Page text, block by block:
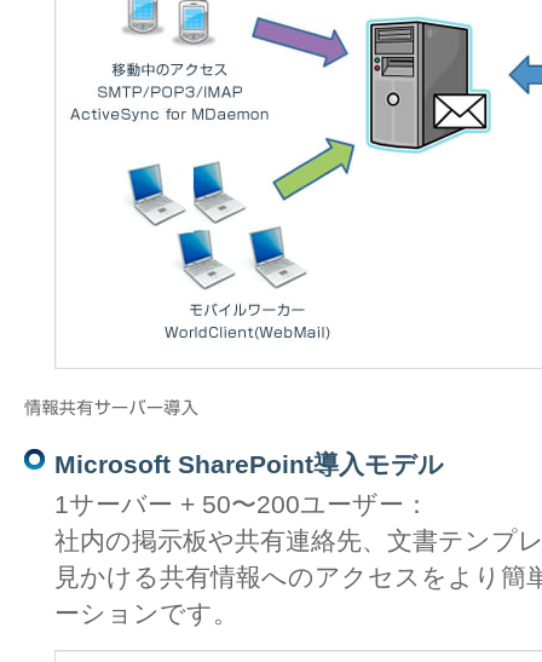
Microsoft SharePoint導入モデル
1サーバー + 50〜200ユーザー：
社内の掲示板や共有連絡先、文書テンプ
見かける共有情報へのアクセスをより簡
ーションです。